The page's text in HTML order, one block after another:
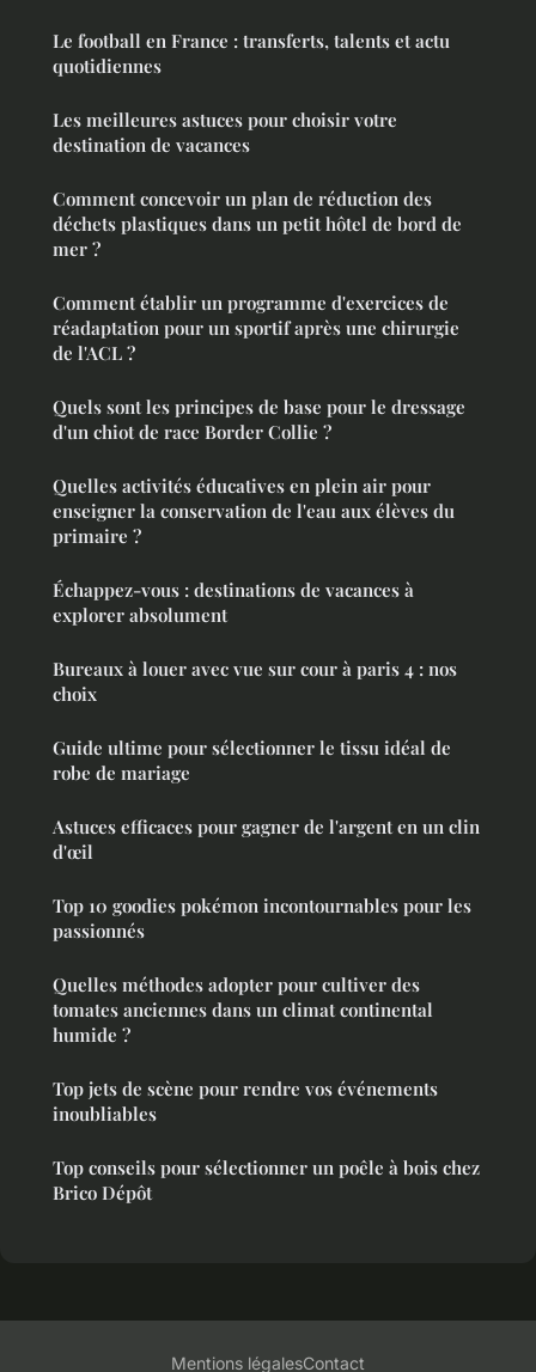
Le football en France : transferts, talents et actu
quotidiennes
Les meilleures astuces pour choisir votre
destination de vacances
Comment concevoir un plan de réduction des
déchets plastiques dans un petit hôtel de bord de
mer ?
Comment établir un programme d'exercices de
réadaptation pour un sportif après une chirurgie
de l'ACL ?
Quels sont les principes de base pour le dressage
d'un chiot de race Border Collie ?
Quelles activités éducatives en plein air pour
enseigner la conservation de l'eau aux élèves du
primaire ?
Échappez-vous : destinations de vacances à
explorer absolument
Bureaux à louer avec vue sur cour à paris 4 : nos
choix
Guide ultime pour sélectionner le tissu idéal de
robe de mariage
Astuces efficaces pour gagner de l'argent en un clin
d'œil
Top 10 goodies pokémon incontournables pour les
passionnés
Quelles méthodes adopter pour cultiver des
tomates anciennes dans un climat continental
humide ?
Top jets de scène pour rendre vos événements
inoubliables
Top conseils pour sélectionner un poêle à bois chez
Brico Dépôt
Mentions légalesContact